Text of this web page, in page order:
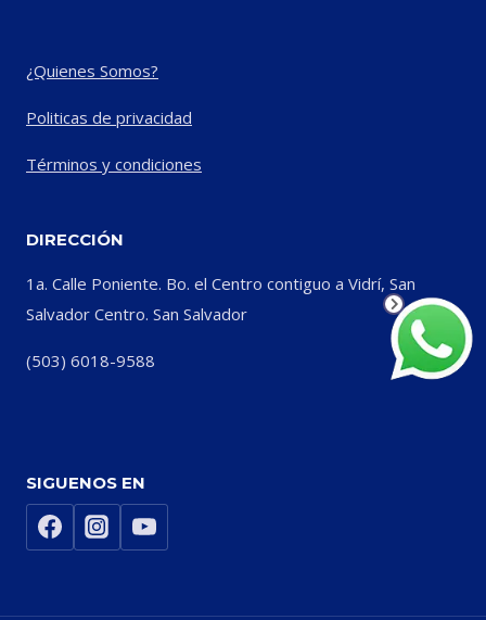
¿Quienes Somos?
Politicas de privacidad
Términos y condiciones
DIRECCIÓN
1a. Calle Poniente. Bo. el Centro contiguo a Vidrí, San
Salvador Centro. San Salvador
(503) 6018-9588
SIGUENOS EN